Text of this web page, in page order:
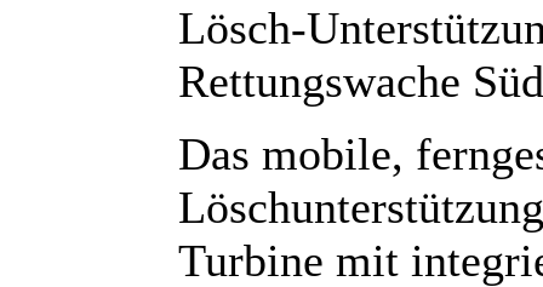
Lösch-
Rettungswache
Das mobile,
Turbine mit